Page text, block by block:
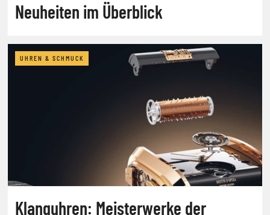
Neuheiten im Überblick
UHREN & SCHMUCK
Klanguhren: Meisterwerke der